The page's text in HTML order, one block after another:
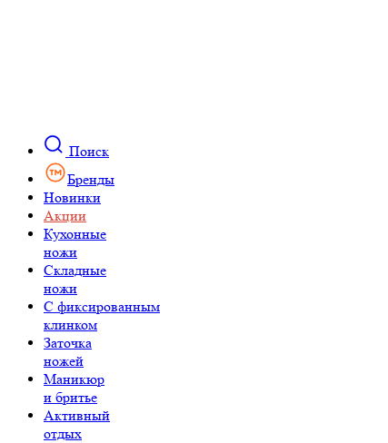
Поиск
Бренды
Новинки
Акции
Кухонные
ножи
Складные
ножи
C фиксированным
клинком
Заточка
ножей
Маникюр
и бритье
Активный
отдых